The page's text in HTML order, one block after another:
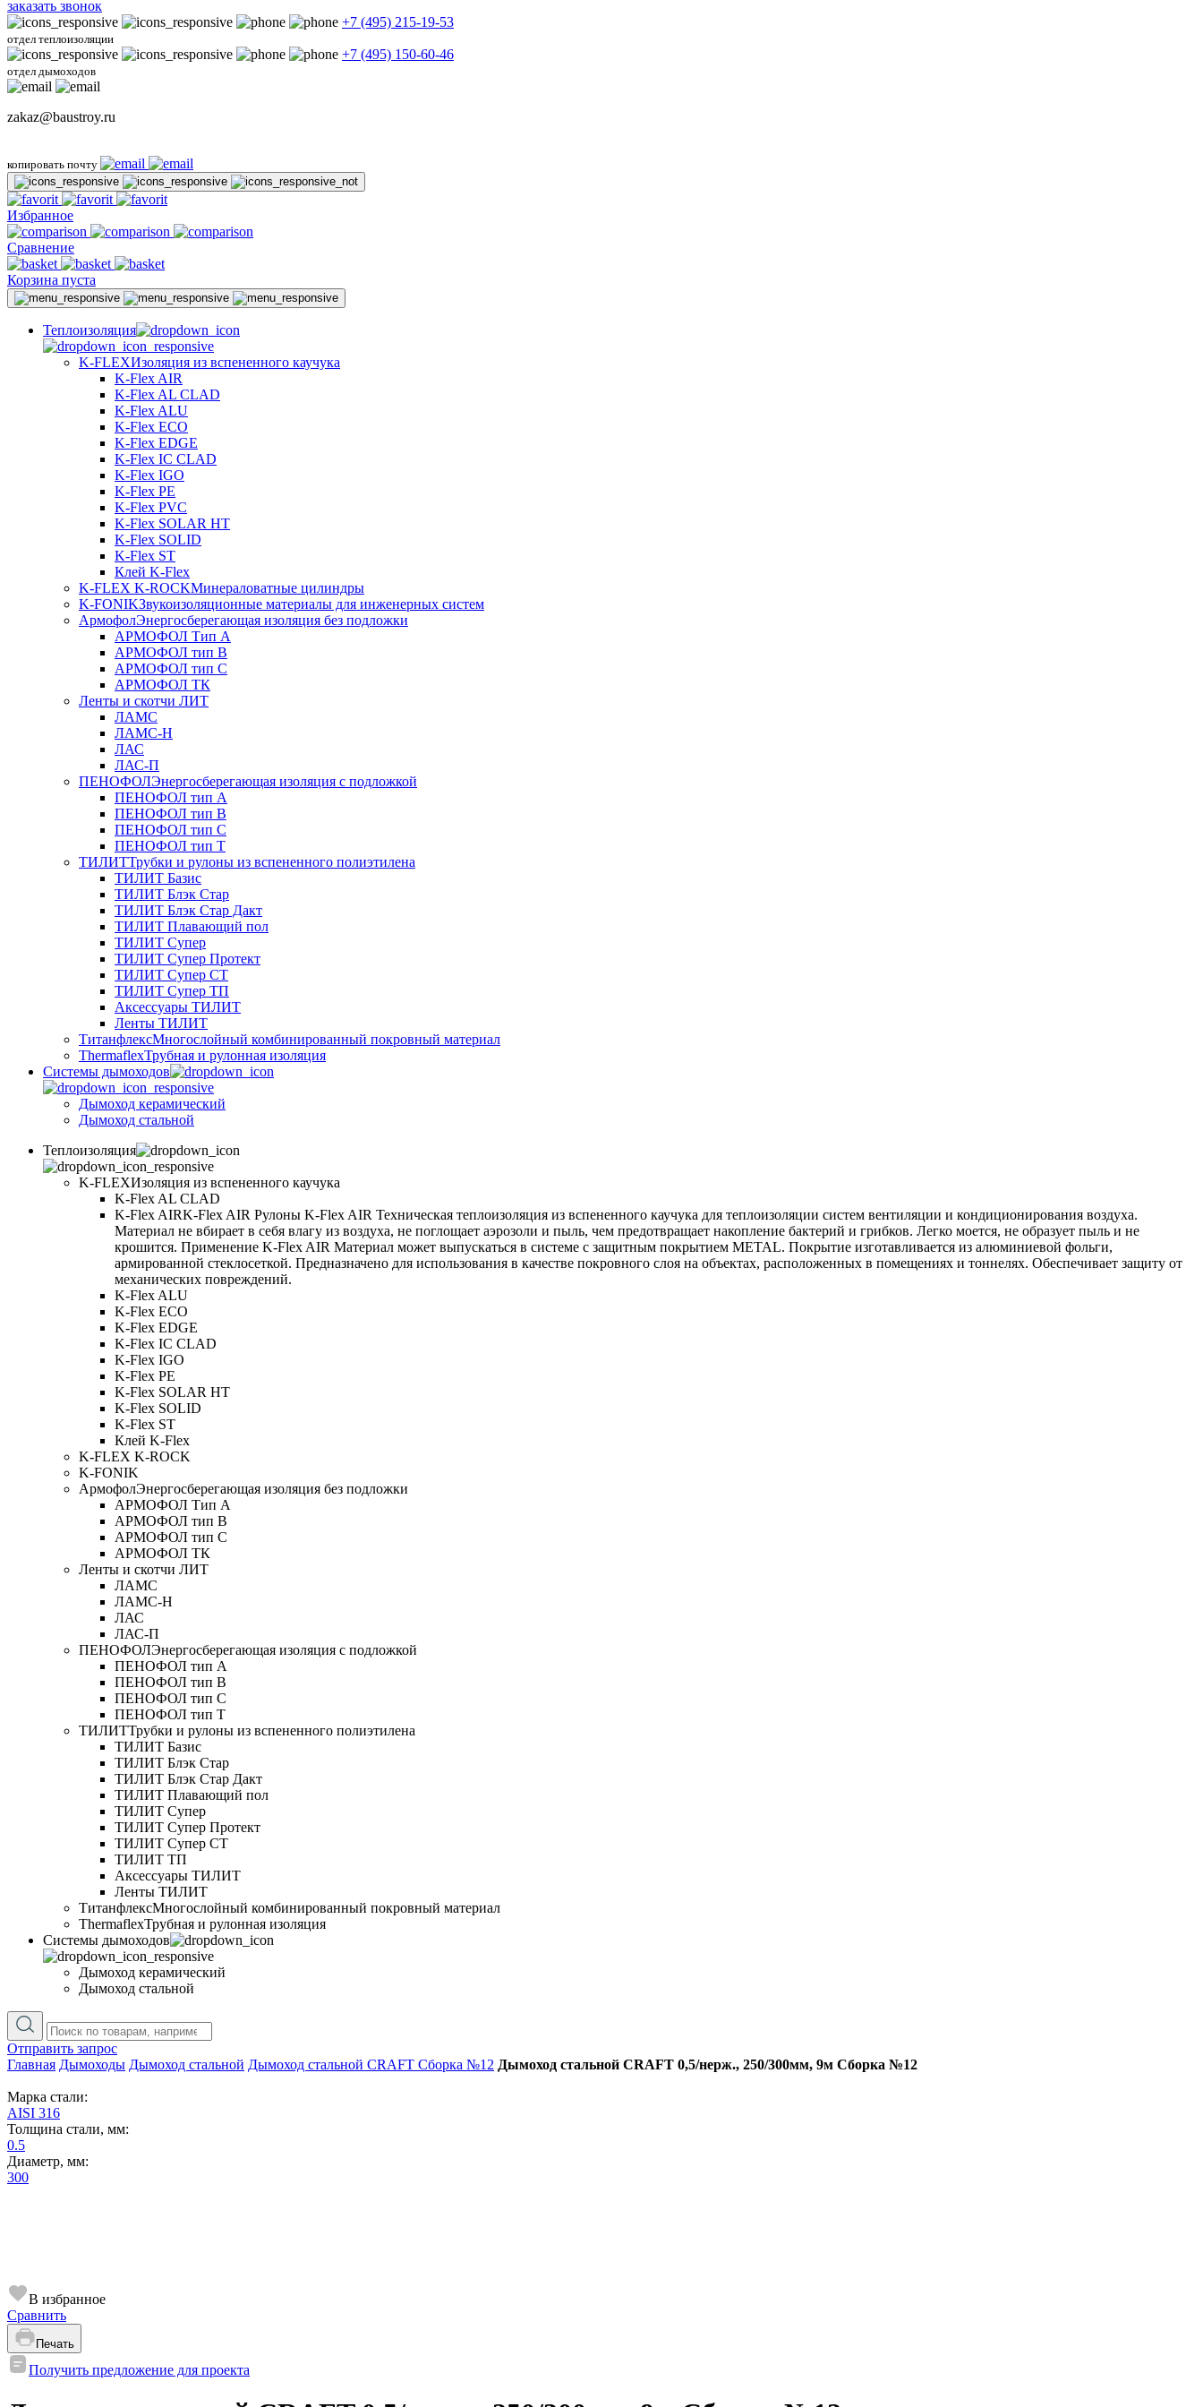
заказать звонок
+7 (495) 215-19-53
отдел теплоизоляции
+7 (495) 150-60-46
отдел дымоходов
zakaz@baustroy.ru
копировать почту
Избранное
Сравнение
Корзина пуста
Теплоизоляция
K-FLEXИзоляция из вспененного каучука
K-Flex AIR
K-Flex AL CLAD
K-Flex ALU
K-Flex ECO
K-Flex EDGE
K-Flex IC CLAD
K-Flex IGO
K-Flex PE
K-Flex PVC
K-Flex SOLAR HT
K-Flex SOLID
K-Flex ST
Клей K-Flex
K-FLEX K-ROCKМинераловатные цилиндры
K-FONIKЗвукоизоляционные материалы для инженерных систем
АрмофолЭнергосберегающая изоляция без подложки
АРМОФОЛ Тип А
АРМОФОЛ тип В
АРМОФОЛ тип C
АРМОФОЛ ТК
Ленты и скотчи ЛИТ
ЛАМС
ЛАМС-Н
ЛАС
ЛАС-П
ПЕНОФОЛЭнергосберегающая изоляция с подложкой
ПЕНОФОЛ тип А
ПЕНОФОЛ тип B
ПЕНОФОЛ тип C
ПЕНОФОЛ тип T
ТИЛИТТрубки и рулоны из вспененного полиэтилена
ТИЛИТ Базис
ТИЛИТ Блэк Стар
ТИЛИТ Блэк Стар Дакт
ТИЛИТ Плавающий пол
ТИЛИТ Супер
ТИЛИТ Супер Протект
ТИЛИТ Супер СТ
ТИЛИТ Супер ТП
Аксессуары ТИЛИТ
Ленты ТИЛИТ
ТитанфлексМногослойный комбинированный покровный материал
ThermaflexТрубная и рулонная изоляция
Cистемы дымоходов
Дымоход керамический
Дымоход стальной
Теплоизоляция
K-FLEXИзоляция из вспененного каучука
K-Flex AL CLAD
K-Flex AIRK-Flex AIR Рулоны K-Flex AIR Техническая теплоизоляция из вспененного каучука для теплоизоляции систем вентиляции и кондиционирования воздуха.
Материал не вбирает в себя влагу из воздуха, не поглощает аэрозоли и пыль, чем предотвращает накопление бактерий и грибков. Легко моется, не образует пыль и не
крошится. Применение K-Flex AIR Материал может выпускаться в системе c защитным покрытием METAL. Покрытие изготавливается из алюминиевой фольги,
армированной стеклосеткой. Предназначено для использования в качестве покровного слоя на объектах, расположенных в помещениях и тоннелях. Обеспечивает защиту от
механических повреждений.
K-Flex ALU
K-Flex ECO
K-Flex EDGE
K-Flex IC CLAD
K-Flex IGO
K-Flex PE
K-Flex SOLAR HT
K-Flex SOLID
K-Flex ST
Клей K-Flex
K-FLEX K-ROCK
K-FONIK
АрмофолЭнергосберегающая изоляция без подложки
АРМОФОЛ Тип А
АРМОФОЛ тип В
АРМОФОЛ тип C
АРМОФОЛ ТК
Ленты и скотчи ЛИТ
ЛАМС
ЛАМС-Н
ЛАС
ЛАС-П
ПЕНОФОЛЭнергосберегающая изоляция с подложкой
ПЕНОФОЛ тип А
ПЕНОФОЛ тип B
ПЕНОФОЛ тип C
ПЕНОФОЛ тип T
ТИЛИТТрубки и рулоны из вспененного полиэтилена
ТИЛИТ Базис
ТИЛИТ Блэк Стар
ТИЛИТ Блэк Стар Дакт
ТИЛИТ Плавающий пол
ТИЛИТ Супер
ТИЛИТ Супер Протект
ТИЛИТ Супер СТ
ТИЛИТ ТП
Аксессуары ТИЛИТ
Ленты ТИЛИТ
ТитанфлексМногослойный комбинированный покровный материал
ThermaflexТрубная и рулонная изоляция
Cистемы дымоходов
Дымоход керамический
Дымоход стальной
Отправить запрос
Главная Дымоходы Дымоход стальной Дымоход стальной CRAFT Сборка №12 Дымоход стальной CRAFT 0,5/нерж., 250/300мм, 9м Сборка №12
Марка стали:
AISI 316
Толщина стали, мм:
0.5
Диаметр, мм:
300
В избранное
Сравнить
Печать
Получить предложение для проекта